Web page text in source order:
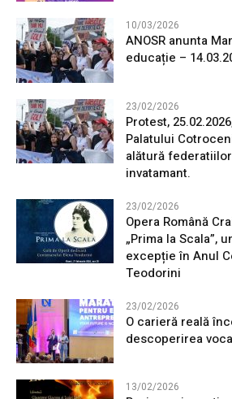
10/03/2026
ANOSR anunta
educație –
23/02/2026
Protest,
Palatului
alătură
invatamant.
23/02/2026
Opera Română
„Prima la Scala”,
excepție în Anul
Teodorini
23/02/2026
O carieră reală
descoperirea
13/02/2026